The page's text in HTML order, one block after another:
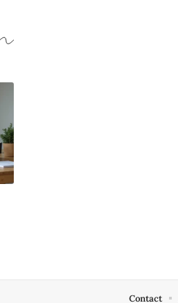
Contact